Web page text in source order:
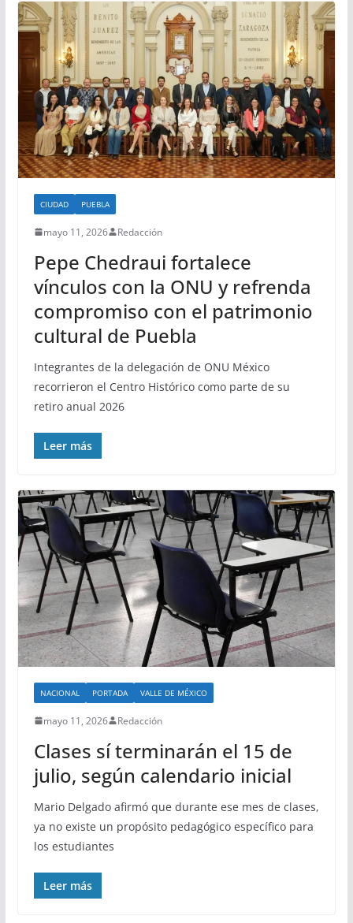
CIUDAD PUEBLA
mayo 11, 2026 Redacción
Pepe Chedraui fortalece
vínculos con la ONU y refrenda
compromiso con el patrimonio
cultural de Puebla
Integrantes de la delegación de ONU México
recorrieron el Centro Histórico como parte de su
retiro anual 2026
Leer más
NACIONAL PORTADA VALLE DE MÉXICO
mayo 11, 2026 Redacción
Clases sí terminarán el 15 de
julio, según calendario inicial
Mario Delgado afirmó que durante ese mes de clases,
ya no existe un propósito pedagógico específico para
los estudiantes
Leer más